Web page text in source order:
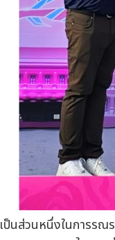
นส่วนหนึ่งในการรณ